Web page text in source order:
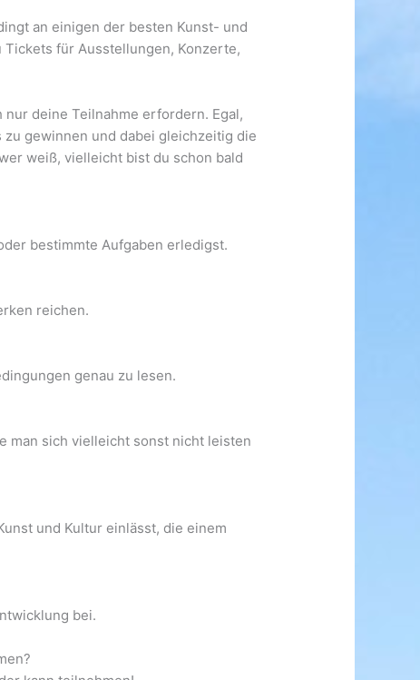
an einigen der besten Kunst- und
für Ausstellungen, Konzerte,
deine Teilnahme erfordern. Egal,
gewinnen und dabei gleichzeitig die
weiß, vielleicht bist du schon bald
bestimmte Aufgaben erledigst.
reichen.
genau zu lesen.
man sich vielleicht sonst nicht leisten
und Kultur einlässt, die einem
bei.